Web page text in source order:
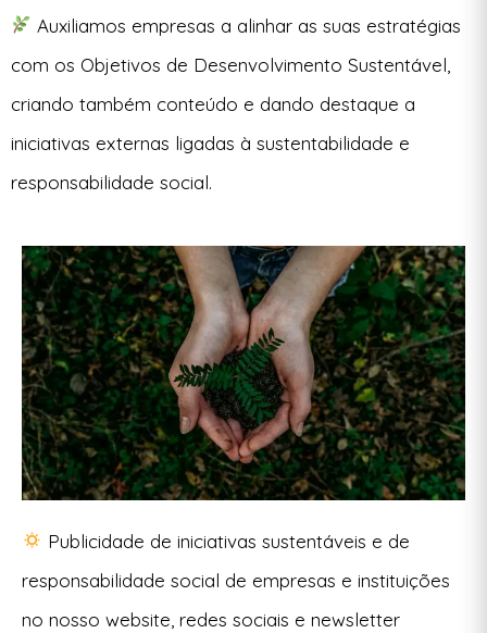
Auxiliamos empresas a alinhar as suas estratégias
com os Objetivos de Desenvolvimento Sustentável,
criando também conteúdo e dando destaque a
iniciativas externas ligadas à sustentabilidade e
responsabilidade social.
Publicidade de iniciativas sustentáveis e de
responsabilidade social de empresas e instituições
no nosso website, redes sociais e newsletter